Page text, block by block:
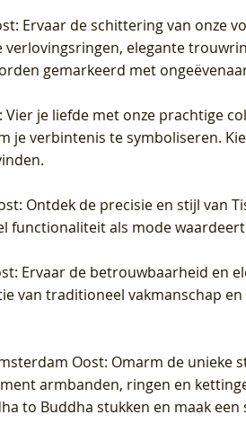
: Ervaar de schittering van onze
verlovingsringen, elegante
gemarkeerd met
: Vier je liefde met onze prachtige
je verbintenis te symboliseren.
: Ontdek de precisie en stijl van
functionaliteit als mode
: Ervaar de betrouwbaarheid en
van traditioneel vakmanschap
Oost: Omarm de unieke
armbanden, ringen en
to Buddha stukken en maak